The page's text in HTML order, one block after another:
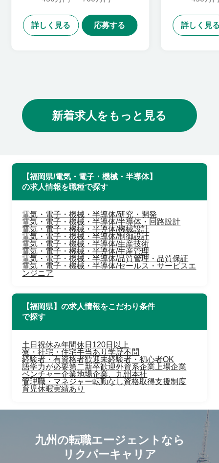
詳しく見る 応募する 詳しく見
新着求人をもっと見る
【福岡県/電気・電子・機械・半導体】
の求人情報を職種で探す
電気・電子・機械・半導体/研究・開発
電気・電子・機械・半導体/半導体・回路設計
電気・電子・機械・半導体/機械設計
電気・電子・機械・半導体/制御設計
電気・電子・機械・半導体/生産技術
電気・電子・機械・半導体/生産管理
電気・電子・機械・半導体/品質管理・品質保証
電気・電子・機械・半導体/セールス・サービスエ
ンジニア
【福岡県】の求人情報をこだわり条件
で探す
土日祝休み年間休日120日以上
寮・社宅・住宅手当あり学歴不問
経験者・有資格者歓迎未経験者・初心者OK
語学力が必要第二新卒歓迎外資系企業 上場企業
ベンチャー企業地場企業、九州本社
管理職・マネジャー転勤なし資格取得支援制度
育児休暇実績あり
九州の転職エージェントなら
リクパーキャリア